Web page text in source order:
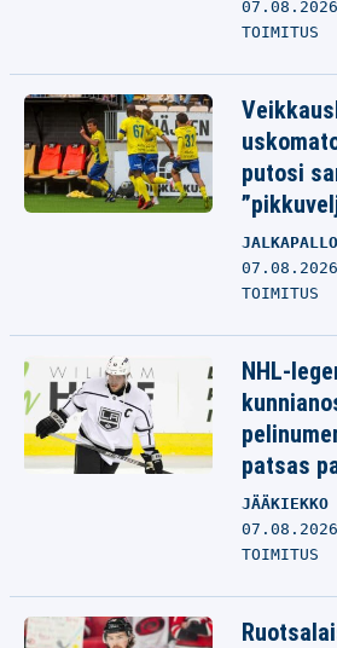
TOIMITUS
putosi
TOIMITUS
NHL-
patsas
JÄÄKIEKKO
TOIMITUS